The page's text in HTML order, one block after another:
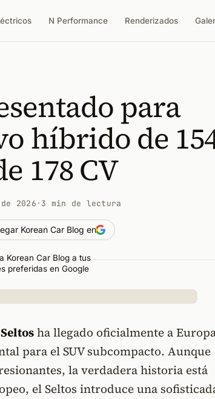
N Performance Renderizados
para
híbrido de
178 CV
2026 · 3 min de lectura
Korean Car Blog en
Korean Car Blog a tus
preferidas en Google
ha llegado oficialmente a
para el SUV subcompacto. Aunque
la verdadera historia está
el Seltos introduce una